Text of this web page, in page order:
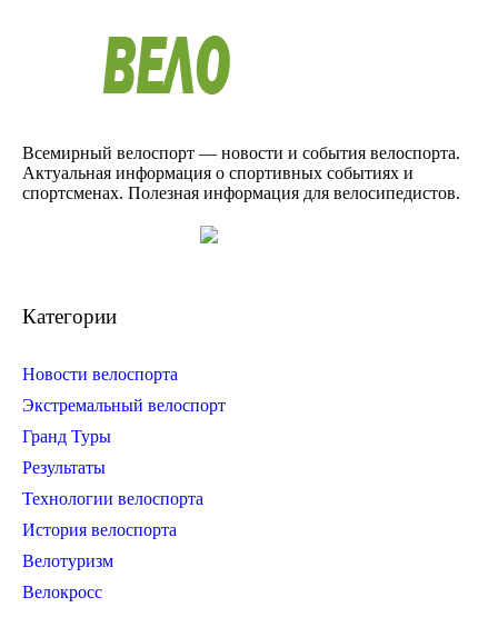
Всемирный велоспорт — новости и события велоспорта.
Актуальная информация о спортивных событиях и
спортсменах. Полезная информация для велосипедистов.
Категории
Новости велоспорта
Экстремальный велоспорт
Гранд Туры
Результаты
Технологии велоспорта
История велоспорта
Велотуризм
Велокросс